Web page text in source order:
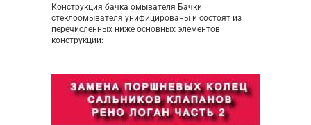
Конструкция бачка омывателя Бачки
стеклоомывателя унифицированы и состоят из
перечисленных ниже основных элементов
конструкции: